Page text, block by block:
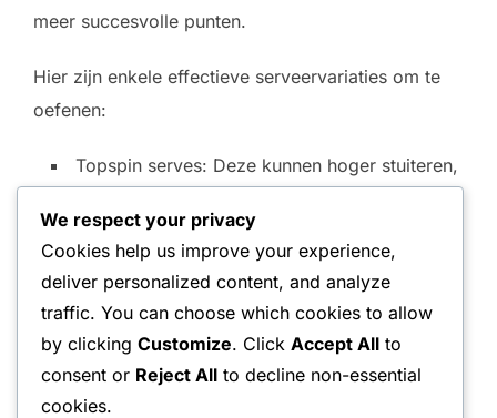
meer succesvolle punten.
Hier zijn enkele effectieve serveervariaties om te
oefenen:
Topspin serves: Deze kunnen hoger stuiteren,
tegenstanders.
Slice serves: Een goed geplaatste slice kan
tegenstanders wijd van de baan trekken,
waardoor ruimte voor je partner ontstaat.
Flat serves: Deze zijn snel en kunnen
tegenstanders verrassen, vooral als ze in het
We respect your privacy
Cookies help us improve your experience,
deliver personalized content, and analyze
traffic. You can choose which cookies to allow
by clicking Customize. Click Accept All to
consent or Reject All to decline non-essential
cookies.